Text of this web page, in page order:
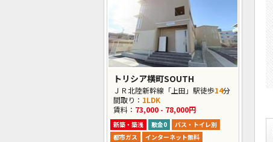
トリシア横町SOUTH
ＪＲ北陸新幹線「上田」駅徒歩14分
間取り： 1LDK
賃料： 73,000 - 78,000円
新築・築浅 敷金0
バス・トイレ別
都市ガス
インターネット無料